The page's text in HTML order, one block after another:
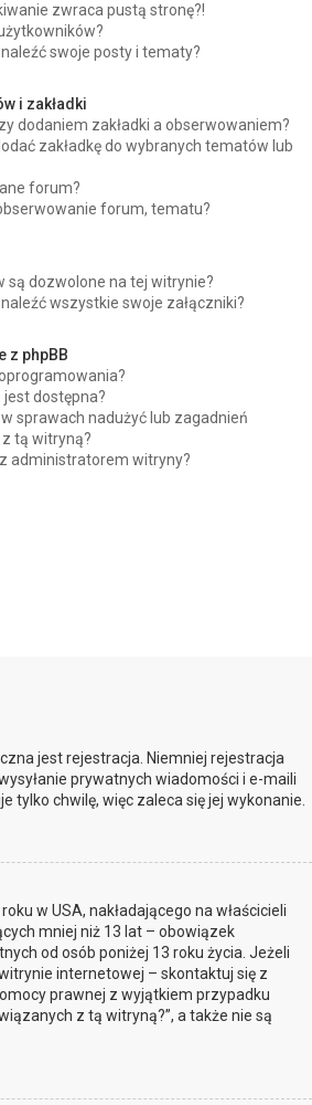
zwraca pustą stronę?!
swoje posty i tematy?
i zakładki
dodaniem zakładki a obserwowaniem?
zakładkę do wybranych tematów lub
forum?
forum, tematu?
są dozwolone na tej witrynie?
wszystkie swoje załączniki?
z phpBB
jest dostępna?
sprawach nadużyć lub zagadnień
tą witryną?
administratorem witryny?
jest rejestracja. Niemniej rejestracja
prywatnych wiadomości i e-maili
chwilę, więc zaleca się jej wykonanie.
w USA, nakładającego na właścicieli
mniej niż 13 lat – obowiązek
od osób poniżej 13 roku życia. Jeżeli
internetowej – skontaktuj się z
prawnej z wyjątkiem przypadku
z tą witryną?”, a także nie są